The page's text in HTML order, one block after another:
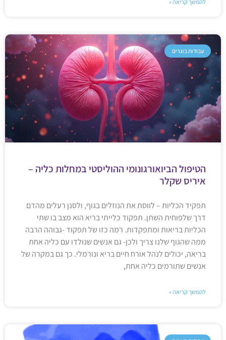
להמשך קריאה »
עבודות בוגרים
הטיפול הביואורגונומי ההוליסטי במחלות כליה –
איריס שקלר
תפקיד הכליות – לווסת את הנוזלים בגוף, ולסנן רעלים מהדם
דרך שלפוחית השתן. תפקוד כלייתי בריא הוא מצב בו שתי
הכליות בריאות ומתפקדות. רמה כזו של תפקוד -גבוהה הרבה
ממה שהגוף שלנו צריך ולכן- גם אנשים שנולדו עם כליה אחת
בריאה, יכולים לנהל אורח חיים בריא ונורמלי. כך גם במקרה של
אנשים שתורמים כליה אחת,
להמשך קריאה »